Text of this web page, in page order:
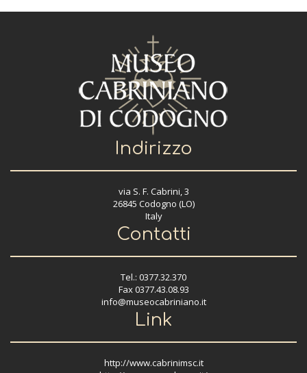
Indirizzo
via S. F. Cabrini, 3
26845 Codogno (LO)
Italy
Contatti
Tel.: 0377.32.370
Fax 0377.43.08.93
info@museocabriniano.it
Link
http://www.cabrinimsc.it